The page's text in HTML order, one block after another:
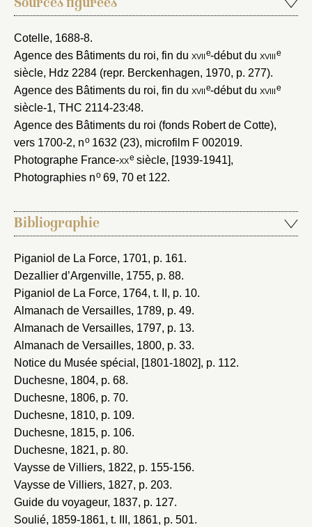
Sources figurées
Cotelle, 1688-8.
Agence des Bâtiments du roi, fin du xviie-début du xviiie
siècle, Hdz 2284 (repr. Berckenhagen, 1970, p. 277).
Agence des Bâtiments du roi, fin du xviie-début du xviiie
siècle-1, THC 2114-23:48.
Agence des Bâtiments du roi (fonds Robert de Cotte),
vers 1700-2, no1632 (23), microfilm F 002019.
Photographe France-xxe siècle, [1939-1941],
Photographies no69, 70 et 122.
Bibliographie
Piganiol de La Force, 1701, p. 161.
Dezallier d’Argenville, 1755, p. 88.
Piganiol de La Force, 1764, t. II, p. 10.
Almanach de Versailles, 1789, p. 49.
Almanach de Versailles, 1797, p. 13.
Almanach de Versailles, 1800, p. 33.
Notice du Musée spécial, [1801-1802], p. 112.
Duchesne, 1804, p. 68.
Duchesne, 1806, p. 70.
Duchesne, 1810, p. 109.
Duchesne, 1815, p. 106.
Duchesne, 1821, p. 80.
Vaysse de Villiers, 1822, p. 155-156.
Vaysse de Villiers, 1827, p. 203.
Guide du voyageur, 1837, p. 127.
Soulié, 1859-1861, t. III, 1861, p. 501.